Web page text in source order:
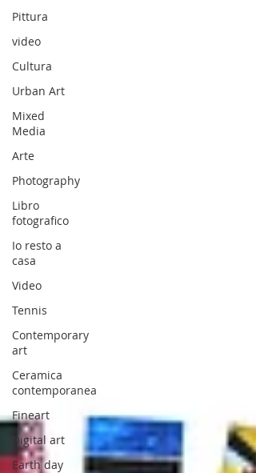
Pittura
video
Cultura
Urban Art
Mixed
Media
Arte
Photography
Libro
fotografico
Io resto a
casa
Video
Tennis
Contemporary
art
Ceramica
contemporanea
Fineart
Digital art
Earth day